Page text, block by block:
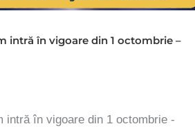
intră în vigoare din 1 octombrie –
intră în vigoare din 1 octombrie -